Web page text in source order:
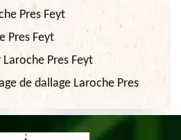
Pres Feyt
Pres Feyt
Pres Feyt
de dallage Laroche Pres